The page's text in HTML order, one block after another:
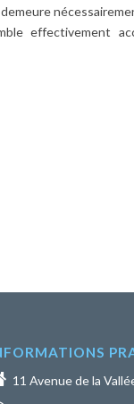
effectivement
11 Avenue de la